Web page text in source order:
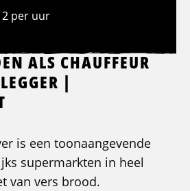
per uur
ALS CHAUFFEUR
|
is een toonaangevende
supermarkten in heel
van vers brood.